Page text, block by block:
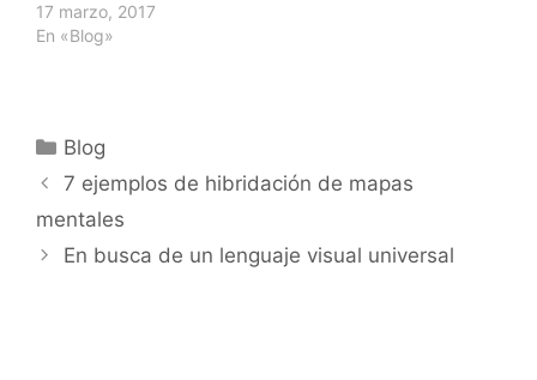
17 marzo, 2017
En «Blog»
Categorías
Blog
7 ejemplos de hibridación de mapas
mentales
En busca de un lenguaje visual universal